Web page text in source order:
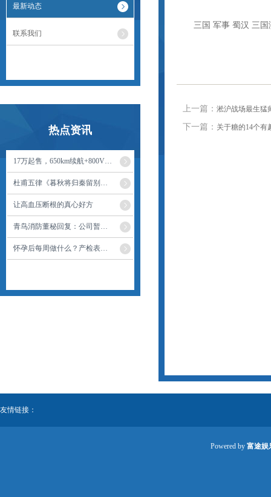
最新动态
联系我们
热点资讯
17万起售，650km续航+800V+激光雷达！这台比亚迪这样选
杜甫五律《暮秋将归秦留别湖南幕府亲友》读记
让高血压断根的真心好方
青鸟消防董秘回复：公司暂不符合规则中强制披露业绩预告的要求，因此暂无业绩预告的披露计划
怀孕后每周做什么？产检表➕入院待产包清单
三国 军事 蜀汉 三国演
上一篇： 淞沪战场最生猛
下一篇： 关于糖的14个有
友情链接：
Powered by 富途娱